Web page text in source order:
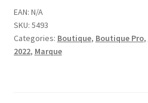
EAN: N/A
SKU: 5493
Categories: Boutique, Boutique Pro,
2022, Marque